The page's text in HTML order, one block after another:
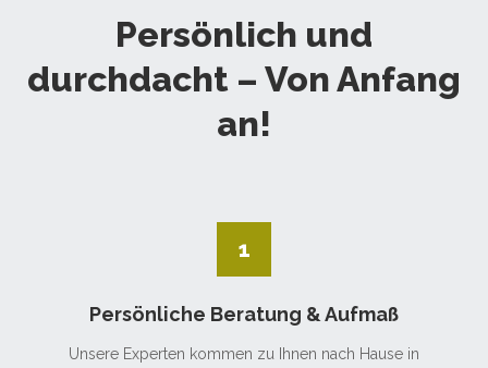
Persönlich und
durchdacht – Von Anfang
an!
1
Persönliche Beratung & Aufmaß
Unsere Experten kommen zu Ihnen nach Hause in